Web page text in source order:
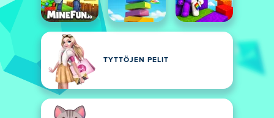
TYTTÖJEN PELIT